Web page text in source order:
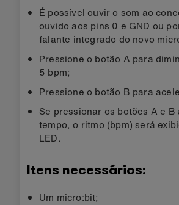
É possível ouvir o som ao
ouvido aos pins 0 e GND ou
falante integrado do novo
Pressione o botão A para
5 bpm;
Pressione o botão B para
Se pressionar os botões A e B
tempo, o ritmo (bpm) será
LED.
Itens necessários:
Um micro:bit;